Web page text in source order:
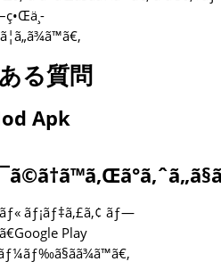
る質問
Apk
ãƒ¡ãƒ‡ã‚£ã‚¢ ãƒ—
Play